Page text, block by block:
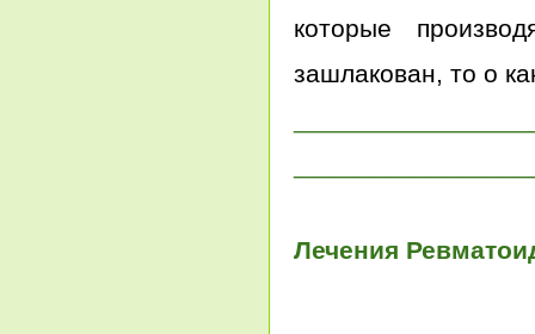
которые
зашлакован, то о
Лечения